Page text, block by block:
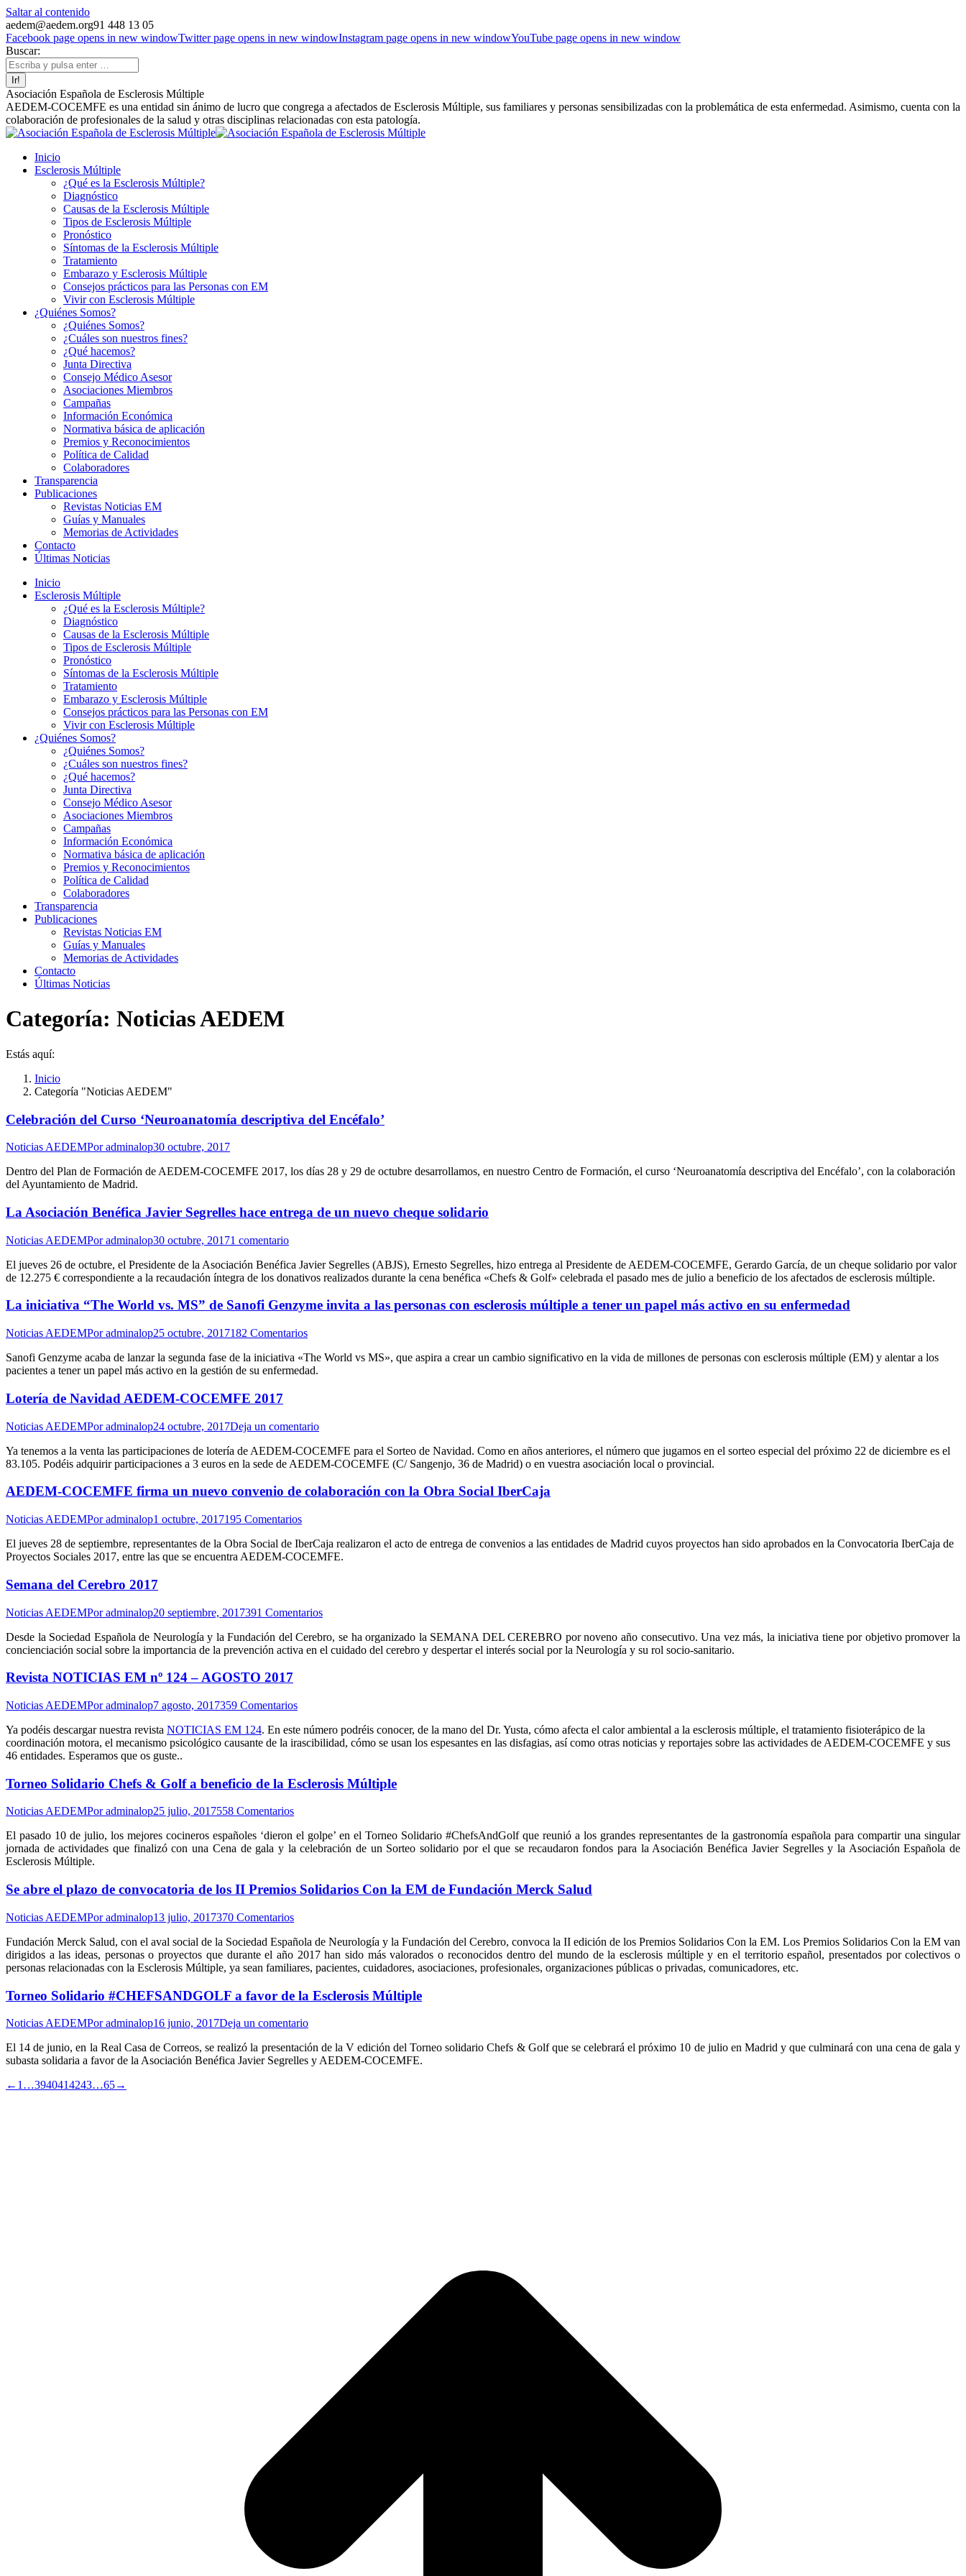
Saltar al contenido
aedem@aedem.org91 448 13 05
Facebook page opens in new windowTwitter page opens in new windowInstagram page opens in new windowYouTube page opens in new window
Buscar:
Asociación Española de Esclerosis Múltiple
AEDEM-COCEMFE es una entidad sin ánimo de lucro que congrega a afectados de Esclerosis Múltiple, sus familiares y personas sensibilizadas con la problemática de esta enfermedad. Asimismo, cuenta con la
colaboración de profesionales de la salud y otras disciplinas relacionadas con esta patología.
Inicio
Esclerosis Múltiple
¿Qué es la Esclerosis Múltiple?
Diagnóstico
Causas de la Esclerosis Múltiple
Tipos de Esclerosis Múltiple
Pronóstico
Síntomas de la Esclerosis Múltiple
Tratamiento
Embarazo y Esclerosis Múltiple
Consejos prácticos para las Personas con EM
Vivir con Esclerosis Múltiple
¿Quiénes Somos?
¿Quiénes Somos?
¿Cuáles son nuestros fines?
¿Qué hacemos?
Junta Directiva
Consejo Médico Asesor
Asociaciones Miembros
Campañas
Información Económica
Normativa básica de aplicación
Premios y Reconocimientos
Política de Calidad
Colaboradores
Transparencia
Publicaciones
Revistas Noticias EM
Guías y Manuales
Memorias de Actividades
Contacto
Últimas Noticias
Inicio
Esclerosis Múltiple
¿Qué es la Esclerosis Múltiple?
Diagnóstico
Causas de la Esclerosis Múltiple
Tipos de Esclerosis Múltiple
Pronóstico
Síntomas de la Esclerosis Múltiple
Tratamiento
Embarazo y Esclerosis Múltiple
Consejos prácticos para las Personas con EM
Vivir con Esclerosis Múltiple
¿Quiénes Somos?
¿Quiénes Somos?
¿Cuáles son nuestros fines?
¿Qué hacemos?
Junta Directiva
Consejo Médico Asesor
Asociaciones Miembros
Campañas
Información Económica
Normativa básica de aplicación
Premios y Reconocimientos
Política de Calidad
Colaboradores
Transparencia
Publicaciones
Revistas Noticias EM
Guías y Manuales
Memorias de Actividades
Contacto
Últimas Noticias
Categoría: Noticias AEDEM
Estás aquí:
Inicio
Categoría "Noticias AEDEM"
Celebración del Curso ‘Neuroanatomía descriptiva del Encéfalo’
Noticias AEDEMPoradminalop30 octubre, 2017
Dentro del Plan de Formación de AEDEM-COCEMFE 2017, los días 28 y 29 de octubre desarrollamos, en nuestro Centro de Formación, el curso ‘Neuroanatomía descriptiva del Encéfalo’, con la colaboración
del Ayuntamiento de Madrid.
La Asociación Benéfica Javier Segrelles hace entrega de un nuevo cheque solidario
Noticias AEDEMPoradminalop30 octubre, 20171 comentario
El jueves 26 de octubre, el Presidente de la Asociación Benéfica Javier Segrelles (ABJS), Ernesto Segrelles, hizo entrega al Presidente de AEDEM-COCEMFE, Gerardo García, de un cheque solidario por valor
de 12.275 € correspondiente a la recaudación íntegra de los donativos realizados durante la cena benéfica «Chefs & Golf» celebrada el pasado mes de julio a beneficio de los afectados de esclerosis múltiple.
La iniciativa “The World vs. MS” de Sanofi Genzyme invita a las personas con esclerosis múltiple a tener un papel más activo en su enfermedad
Noticias AEDEMPoradminalop25 octubre, 2017182 Comentarios
Sanofi Genzyme acaba de lanzar la segunda fase de la iniciativa «The World vs MS», que aspira a crear un cambio significativo en la vida de millones de personas con esclerosis múltiple (EM) y alentar a los
pacientes a tener un papel más activo en la gestión de su enfermedad.
Lotería de Navidad AEDEM-COCEMFE 2017
Noticias AEDEMPoradminalop24 octubre, 2017Deja un comentario
Ya tenemos a la venta las participaciones de lotería de AEDEM-COCEMFE para el Sorteo de Navidad. Como en años anteriores, el número que jugamos en el sorteo especial del próximo 22 de diciembre es el
83.105. Podéis adquirir participaciones a 3 euros en la sede de AEDEM-COCEMFE (C/ Sangenjo, 36 de Madrid) o en vuestra asociación local o provincial.
AEDEM-COCEMFE firma un nuevo convenio de colaboración con la Obra Social IberCaja
Noticias AEDEMPoradminalop1 octubre, 2017195 Comentarios
El jueves 28 de septiembre, representantes de la Obra Social de IberCaja realizaron el acto de entrega de convenios a las entidades de Madrid cuyos proyectos han sido aprobados en la Convocatoria IberCaja de
Proyectos Sociales 2017, entre las que se encuentra AEDEM-COCEMFE.
Semana del Cerebro 2017
Noticias AEDEMPoradminalop20 septiembre, 2017391 Comentarios
Desde la Sociedad Española de Neurología y la Fundación del Cerebro, se ha organizado la SEMANA DEL CEREBRO por noveno año consecutivo. Una vez más, la iniciativa tiene por objetivo promover la
concienciación social sobre la importancia de la prevención activa en el cuidado del cerebro y despertar el interés social por la Neurología y su rol socio-sanitario.
Revista NOTICIAS EM nº 124 – AGOSTO 2017
Noticias AEDEMPoradminalop7 agosto, 2017359 Comentarios
Ya podéis descargar nuestra revista NOTICIAS EM 124. En este número podréis conocer, de la mano del Dr. Yusta, cómo afecta el calor ambiental a la esclerosis múltiple, el tratamiento fisioterápico de la
coordinación motora, el mecanismo psicológico causante de la irascibilidad, cómo se usan los espesantes en las disfagias, así como otras noticias y reportajes sobre las actividades de AEDEM-COCEMFE y sus
46 entidades. Esperamos que os guste..
Torneo Solidario Chefs & Golf a beneficio de la Esclerosis Múltiple
Noticias AEDEMPoradminalop25 julio, 2017558 Comentarios
El pasado 10 de julio, los mejores cocineros españoles ‘dieron el golpe’ en el Torneo Solidario #ChefsAndGolf que reunió a los grandes representantes de la gastronomía española para compartir una singular
jornada de actividades que finalizó con una Cena de gala y la celebración de un Sorteo solidario por el que se recaudaron fondos para la Asociación Benéfica Javier Segrelles y la Asociación Española de
Esclerosis Múltiple.
Se abre el plazo de convocatoria de los II Premios Solidarios Con la EM de Fundación Merck Salud
Noticias AEDEMPoradminalop13 julio, 2017370 Comentarios
Fundación Merck Salud, con el aval social de la Sociedad Española de Neurología y la Fundación del Cerebro, convoca la II edición de los Premios Solidarios Con la EM. Los Premios Solidarios Con la EM van
dirigidos a las ideas, personas o proyectos que durante el año 2017 han sido más valorados o reconocidos dentro del mundo de la esclerosis múltiple y en el territorio español, presentados por colectivos o
personas relacionadas con la Esclerosis Múltiple, ya sean familiares, pacientes, cuidadores, asociaciones, profesionales, organizaciones públicas o privadas, comunicadores, etc.
Torneo Solidario #CHEFSANDGOLF a favor de la Esclerosis Múltiple
Noticias AEDEMPoradminalop16 junio, 2017Deja un comentario
El 14 de junio, en la Real Casa de Correos, se realizó la presentación de la V edición del Torneo solidario Chefs & Golf que se celebrará el próximo 10 de julio en Madrid y que culminará con una cena de gala y
subasta solidaria a favor de la Asociación Benéfica Javier Segrelles y AEDEM-COCEMFE.
← 1 …3940414243…65→